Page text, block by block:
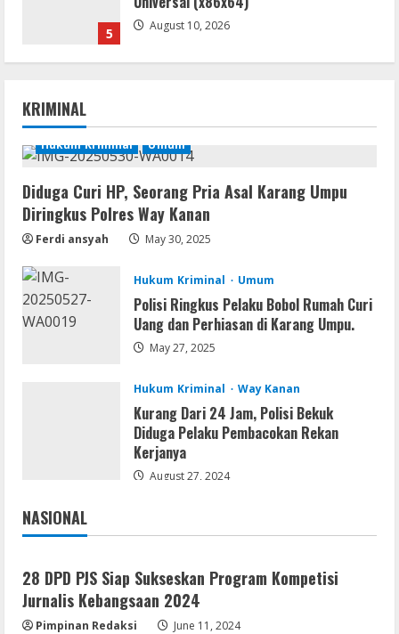
Umum
Gagalkan Peredaran Sabu di Umpu
Kanan Amankan Terduga Pengedar
2
NieR: Automata patched Crack Fix
August 10, 2026
Umum
Pemuda Asal Umpu Semenguk
Diamankan Polres Way Kanan
August 10, 2026
Umum
Desa Lengot OKU Timur; BPAN Way
Kanan Desak APH Tindak Tegas Sesuai
UU Minerba
August 10, 2026
Resettools
KRIMINAL
Hukum Kriminal Umum
Diduga Curi HP, Seorang Pria Asal Karang Umpu
Diringkus Polres Way Kanan
Ferdi ansyah May 30, 2025
Hukum Kriminal Umum
Polisi Ringkus Pelaku Bobol Rumah Curi
Uang dan Perhiasan di Karang Umpu.
May 27, 2025
Hukum Kriminal Way Kanan
Kurang Dari 24 Jam, Polisi Bekuk
Diduga Pelaku Pembacokan Rekan
Kerjanya
August 27, 2024
NASIONAL
Jakarta
28 DPD PJS Siap Sukseskan Program Kompetisi
Jurnalis Kebangsaan 2024
Pimpinan Redaksi June 11, 2024